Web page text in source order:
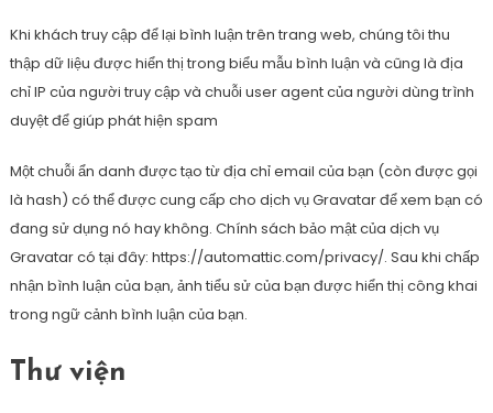
Khi khách truy cập để lại bình luận trên trang web, chúng tôi thu
thập dữ liệu được hiển thị trong biểu mẫu bình luận và cũng là địa
chỉ IP của người truy cập và chuỗi user agent của người dùng trình
duyệt để giúp phát hiện spam
Một chuỗi ẩn danh được tạo từ địa chỉ email của bạn (còn được gọi
là hash) có thể được cung cấp cho dịch vụ Gravatar để xem bạn có
đang sử dụng nó hay không. Chính sách bảo mật của dịch vụ
Gravatar có tại đây: https://automattic.com/privacy/. Sau khi chấp
nhận bình luận của bạn, ảnh tiểu sử của bạn được hiển thị công khai
trong ngữ cảnh bình luận của bạn.
Thư viện